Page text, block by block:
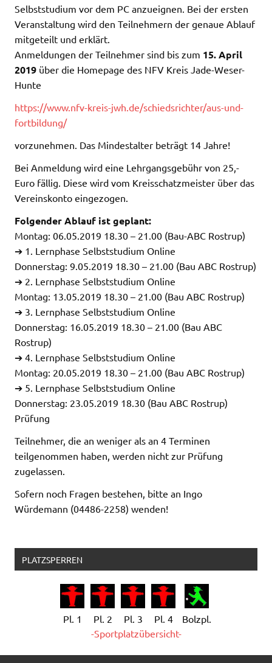
Selbststudium vor dem PC anzueignen. Bei der ersten
Veranstaltung wird den Teilnehmern der genaue Ablauf
mitgeteilt und erklärt.
Anmeldungen der Teilnehmer sind bis zum 15. April
2019 über die Homepage des NFV Kreis Jade-Weser-
Hunte
https://www.nfv-kreis-jwh.de/schiedsrichter/aus-und-
fortbildung/
vorzunehmen. Das Mindestalter beträgt 14 Jahre!
Bei Anmeldung wird eine Lehrgangsgebühr von 25,-
Euro fällig. Diese wird vom Kreisschatzmeister über das
Vereinskonto eingezogen.
Folgender Ablauf ist geplant:
Montag: 06.05.2019 18.30 – 21.00 (Bau-ABC Rostrup)
➔ 1. Lernphase Selbststudium Online
Donnerstag: 9.05.2019 18.30 – 21.00 (Bau ABC Rostrup)
➔ 2. Lernphase Selbststudium Online
Montag: 13.05.2019 18.30 – 21.00 (Bau ABC Rostrup)
➔ 3. Lernphase Selbststudium Online
Donnerstag: 16.05.2019 18.30 – 21.00 (Bau ABC
Rostrup)
➔ 4. Lernphase Selbststudium Online
Montag: 20.05.2019 18.30 – 21.00 (Bau ABC Rostrup)
➔ 5. Lernphase Selbststudium Online
Donnerstag: 23.05.2019 18.30 (Bau ABC Rostrup)
Prüfung
Teilnehmer, die an weniger als an 4 Terminen
teilgenommen haben, werden nicht zur Prüfung
zugelassen.
Sofern noch Fragen bestehen, bitte an Ingo
Würdemann (04486-2258) wenden!
PLATZSPERREN
Pl. 1 Pl. 2 Pl. 3 Pl. 4
Bolzpl.
-Sportplatzübersicht-